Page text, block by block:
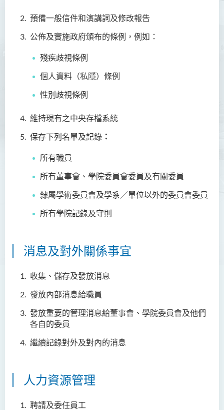
預備一般信件和演講詞及修改報告
公佈及實施政府頒布的條例，例如：
殘疾歧視條例
個人資料（私隱）條例
性別歧視條例
維持現有之中央存檔系統
保存下列名單及記錄 ：
所有職員
所有董事會、學院委員會委員及有關委員
隸屬學術委員會及學系／單位以外的委員會委員
所有學院記錄及守則
消息及對外關係事宜
收集、儲存及發放消息
發放內部消息給職員
發放重要的管理消息給董事會、學院委員會及他們
各自的委員
繼續記錄對外及對內的消息
人力資源管理
聘請及委任員工